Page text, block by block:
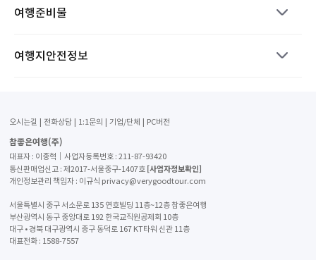
여행준비물
여행지안전정보
오시는길 전화상담 1:1문의 기업/단체 PC버전
참좋은여행(주)
대표자 : 이종혁│사업자등록번호 : 211-87-93420
통신판매업신고 : 제2017-서울중구-1407호 [사업자정보확인]
개인정보관리 책임자 : 이규식 privacy@verygoodtour.com
서울특별시 중구 서소문로 135 연호빌딩 11층~12층 참좋은여행
부산광역시 동구 중앙대로 192 한국교직원공제회 10층
대구 • 경북 대구광역시 중구 동덕로 167 KT타워 신관 11층
대표전화 : 1588-7557